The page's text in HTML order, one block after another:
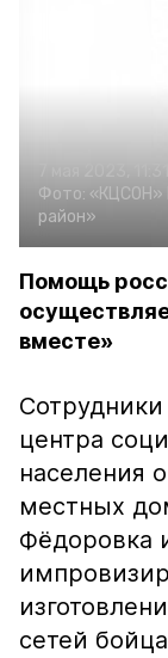
Фото: «КЦСОН»
район»
Помощь
вместе»
Сотрудники
центра
населения
местных
Фёдоровка
сетей